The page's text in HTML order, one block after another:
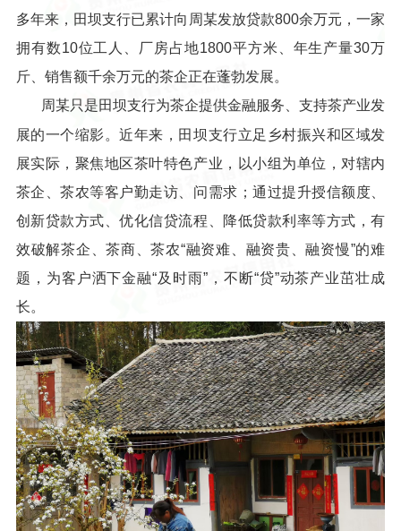
多年来，田坝支行已累计向周某发放贷款800余万元，一家
拥有数10位工人、厂房占地1800平方米、年生产量30万
斤、销售额千余万元的茶企正在蓬勃发展。
周某只是田坝支行为茶企提供金融服务、支持茶产业发
展的一个缩影。近年来，田坝支行立足乡村振兴和区域发
展实际，聚焦地区茶叶特色产业，以小组为单位，对辖内
茶企、茶农等客户勤走访、问需求；通过提升授信额度、
创新贷款方式、优化信贷流程、降低贷款利率等方式，有
效破解茶企、茶商、茶农“融资难、融资贵、融资慢”的难
题，为客户洒下金融“及时雨”，不断“贷”动茶产业茁壮成
长。